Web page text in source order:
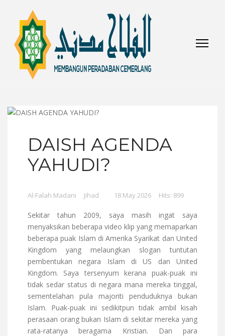
DAISH AGENDA
YAHUDI?
Al-Falah Madani Jihad 18 May 2026 Hits: 899
Sekitar tahun 2009, saya masih ingat saya
menyaksikan beberapa video klip yang memaparkan
beberapa puak Islam di Amerika Syarikat dan United
Kingdom yang melaungkan slogan tuntutan
pembentukan negara Islam di US dan United
Kingdom. Saya tersenyum kerana puak-puak ini
tidak sedar status di negara mana mereka tinggal,
sementelahan pula majoriti penduduknya bukan
Islam. Puak-puak ini sedikitpun tidak ambil kisah
perasaan orang bukan Islam di sekitar mereka yang
rata-ratanya beragama Kristian. Dan para